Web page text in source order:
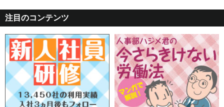
注目のコンテンツ